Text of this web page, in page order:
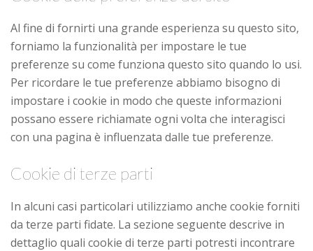
Al fine di fornirti una grande esperienza su questo sito,
forniamo la funzionalità per impostare le tue
preferenze su come funziona questo sito quando lo usi.
Per ricordare le tue preferenze abbiamo bisogno di
impostare i cookie in modo che queste informazioni
possano essere richiamate ogni volta che interagisci
con una pagina è influenzata dalle tue preferenze.
Cookie di terze parti
In alcuni casi particolari utilizziamo anche cookie forniti
da terze parti fidate. La sezione seguente descrive in
dettaglio quali cookie di terze parti potresti incontrare